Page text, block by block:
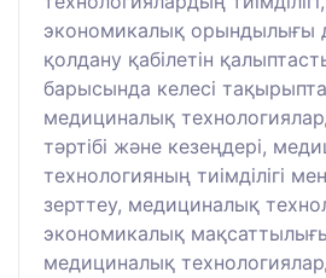
экономикалық орындылығы
қолдану қабілетін
барысында келесі
медициналық
тәртібі және кезеңдері,
технологияның тиімділігі мен
зерттеу, медициналық
экономикалық
медициналық